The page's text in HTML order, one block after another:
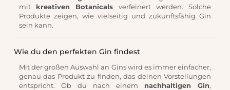
mit
kreativen Botanicals
verfeinert werden. Solche
Produkte zeigen, wie vielseitig und zukunftsfähig Gin
sein kann.
Wie du den perfekten Gin findest
Mit der großen Auswahl an Gins wird es immer einfacher,
genau das Produkt zu finden, das deinen Vorstellungen
entspricht. Ob du nach einem
nachhaltigen Gin,